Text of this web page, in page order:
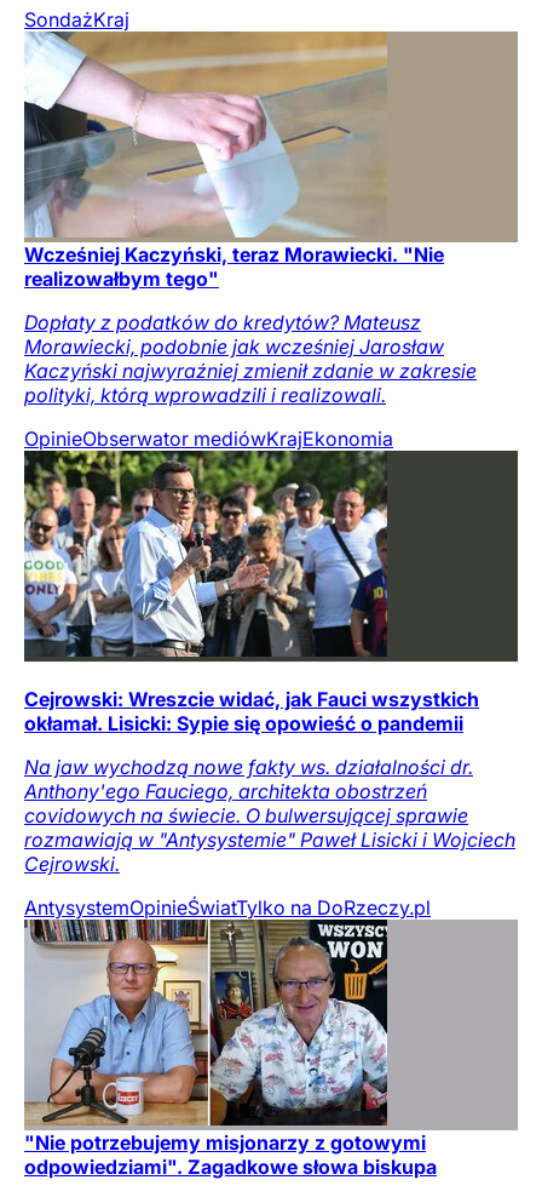
SondażKraj
Wcześniej Kaczyński, teraz Morawiecki. "Nie
realizowałbym tego"
Dopłaty z podatków do kredytów? Mateusz
Morawiecki, podobnie jak wcześniej Jarosław
Kaczyński najwyraźniej zmienił zdanie w zakresie
polityki, którą wprowadzili i realizowali.
OpinieObserwator mediówKrajEkonomia
Cejrowski: Wreszcie widać, jak Fauci wszystkich
okłamał. Lisicki: Sypie się opowieść o pandemii
Na jaw wychodzą nowe fakty ws. działalności dr.
Anthony'ego Fauciego, architekta obostrzeń
covidowych na świecie. O bulwersującej sprawie
rozmawiają w "Antysystemie" Paweł Lisicki i Wojciech
Cejrowski.
AntysystemOpinieŚwiatTylko na DoRzeczy.pl
"Nie potrzebujemy misjonarzy z gotowymi
odpowiedziami". Zagadkowe słowa biskupa